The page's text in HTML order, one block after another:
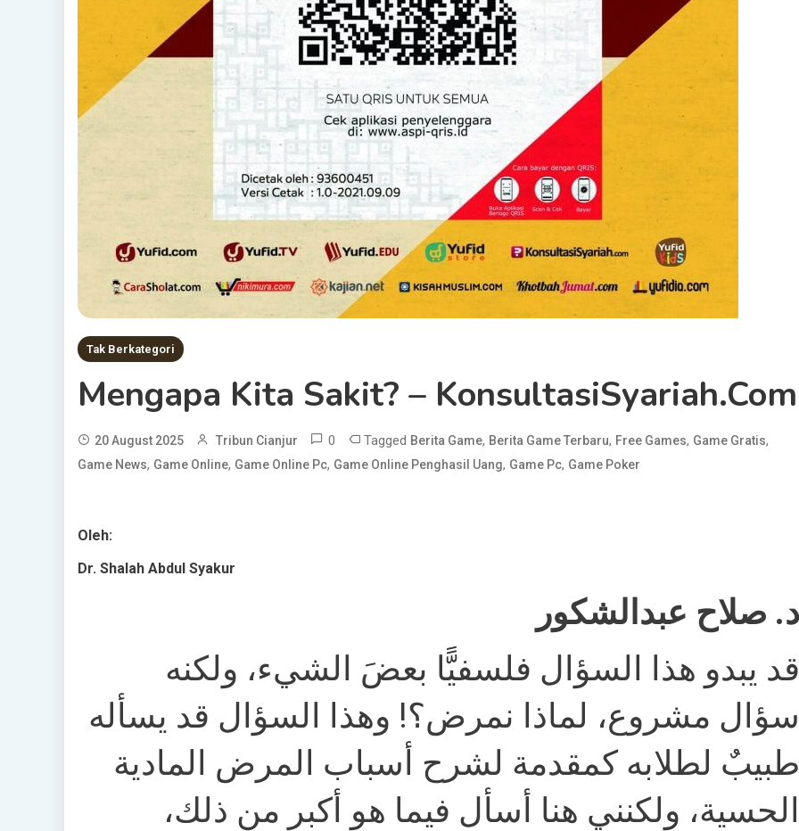
Tak Berkategori
Mengapa Kita Sakit? – KonsultasiSyariah.com
20 August 2025 Tribun Cianjur 0 Tagged Berita Game, Berita Game Terbaru, Free Games, Game Gratis,
Game News, Game Online, Game Online Pc, Game Online Penghasil Uang, Game Pc, Game Poker
Oleh:
Dr. Shalah Abdul Syakur
د. صلاح عبدالشكور
قد يبدو هذا السؤال فلسفيًّا بعضَ الشيء، ولكنه
سؤال مشروع، لماذا نمرض؟! وهذا السؤال قد يسأله
طبيبٌ لطلابه كمقدمة لشرح أسباب المرض المادية
الحسية، ولكنني هنا أسأل فيما هو أكبر من ذلك،